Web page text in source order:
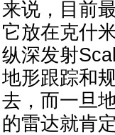
来说，目前
它放在克什
纵深发射
地形跟踪和
去，而一旦
的雷达就肯